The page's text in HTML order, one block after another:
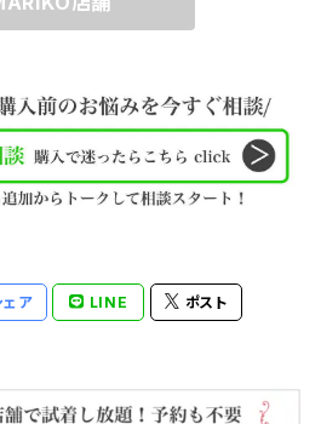
しております。
花嫁さまやゲストの皆様。また舞台で活
のクリスタルガラスを使っているのは
ブライダル アクセサリーのコーティン
ある、ジュエリー仕様の特殊仕上げ
ェア LINE ポスト